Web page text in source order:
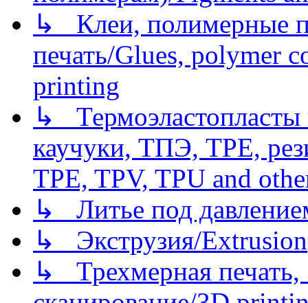
↳ Клеи, полимерные
печать/Glues, polymer
printing
↳
каучуки, ТПЭ, TPE,
TPE, TPV, TPU and
↳ Литье под
↳ Экструзия/Extrusion
↳ Трехмерная